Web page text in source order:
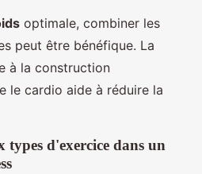
optimale, combiner les
peut être bénéfique. La
à la construction
le cardio aide à réduire la
types d'exercice dans un